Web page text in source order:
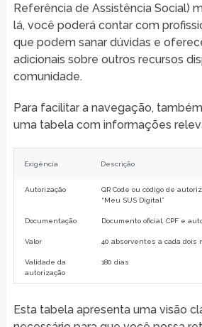
Referência de Assistência Social)
lá, você poderá contar com
que podem sanar dúvidas e
adicionais sobre outros recursos
comunidade.
Para facilitar a navegação,
uma tabela com informações
Exigência Descrição
Autorização
QR Code ou código de
“Meu SUS Digital”
Documentação Documento oficial, CPF e
Valor 40 absorventes a cada dois
Validade da
autorização
180 dias
Esta tabela apresenta uma visão